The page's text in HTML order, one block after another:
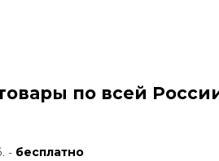
по всей
- бесплатно